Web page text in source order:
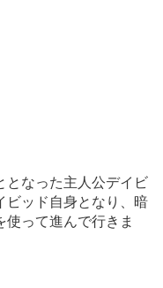
となった主人公デイビ
ビッド自身となり、暗
って進んで行きま